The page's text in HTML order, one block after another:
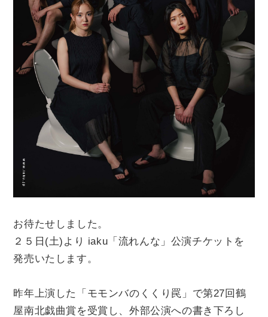
アクセス
サポートが必要な方へ
サイトポリシー
個人情報保護方針
お待たせしました。
２５日(土)より iaku「流れんな」公演チケットを
発売いたします。
昨年上演した「モモンバのくくり罠」で第27回鶴
屋南北戯曲賞を受賞し、外部公演への書き下ろし